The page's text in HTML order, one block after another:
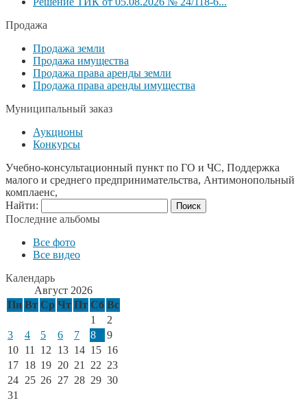
Продажа
Продажа земли
Продажа имущества
Продажа права аренды земли
Продажа права аренды имущества
Муниципальный заказ
Аукционы
Конкурсы
Учебно-консультационный пункт по ГО и ЧС, Поддержка
малого и среднего предпринимательства, Антимонопольный
комплаенс,
Найти:
Последние альбомы
Все фото
Все видео
Календарь
Август 2026
Пн Вт Ср Чт Пт Сб Вс
1
2
3
4 5 6 7 8
9
10 11 12 13 14 15 16
17 18 19 20 21 22 23
24 25 26 27 28 29 30
31